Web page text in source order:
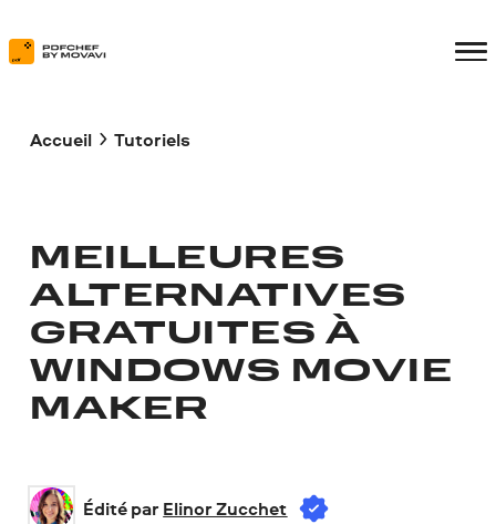
Accueil Tutoriels
MEILLEURES
ALTERNATIVES
GRATUITES À
WINDOWS MOVIE
MAKER
Édité par Elinor Zucchet